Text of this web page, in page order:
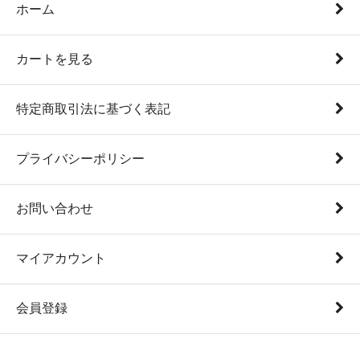
ホーム
カートを見る
特定商取引法に基づく表記
プライバシーポリシー
お問い合わせ
マイアカウント
会員登録